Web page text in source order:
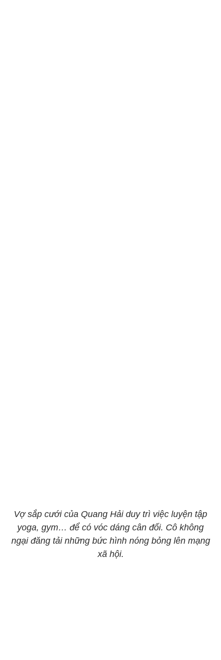
Vợ sắp cưới của Quang Hải duy trì việc luyện tập
yoga, gym… để có vóc dáng cân đối. Cô không
ngại đăng tải những bức hình nóng bỏng lên mạng
xã hội.